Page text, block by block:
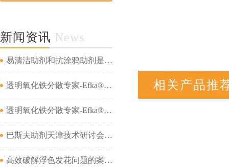
新闻资讯 News
易清洁助剂和抗涂鸦助剂是一回事吗...
透明氧化铁分散专家-Efka® PX 4321&amp;Efka® PX 4330&amp;Dispex® Ultra CX 4452...
透明氧化铁分散专家-Efka® PX 4321&amp;Efka® PX 4330&amp;Dispex® Ultra CX 4452...
巴斯夫助剂天津技术研讨会成功举办...
高效破解浮色发花问题的案例分析（二）...
相关产品推